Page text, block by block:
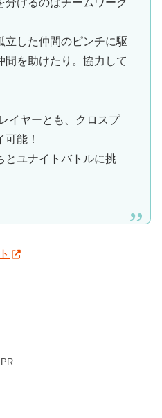
けるのはチームワーク
立した仲間のピンチに駆
間を助けたり。協力して
イヤーとも、クロスプ
能！
とユナイトバトルに挑
PR